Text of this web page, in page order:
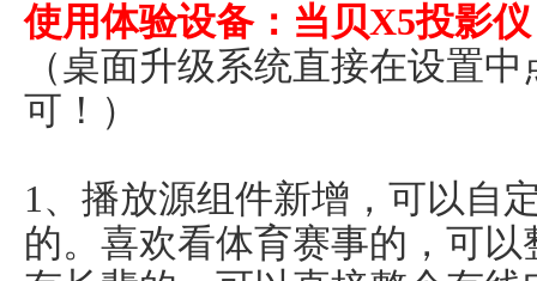
使用体验设备：当贝X5投影仪
（桌面升级系统直接在设置
可！）
1、播放源组件新增，可以自
的。喜欢看体育赛事的，可